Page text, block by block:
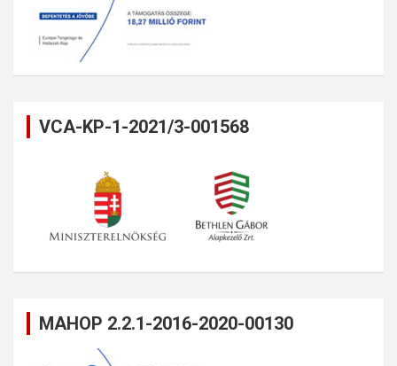
VCA-KP-1-2021/3-001568
MAHOP 2.2.1-2016-2020-00130